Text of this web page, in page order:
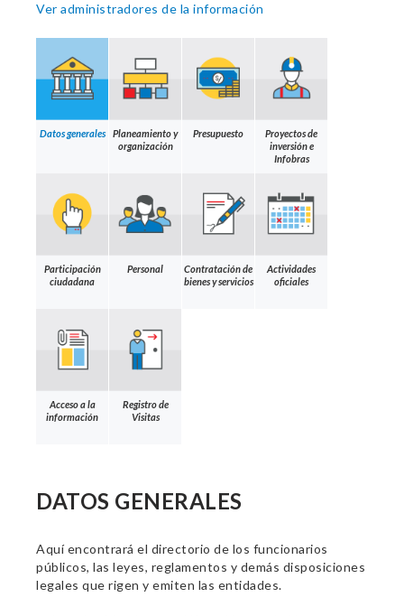
Ver administradores de la información
Datos generales
Planeamiento y
organización
Presupuesto
Proyectos de
inversión e
Infobras
Participación
ciudadana
Personal
Contratación de
bienes y servicios
Actividades
oficiales
Acceso a la
información
Registro de
Visitas
DATOS GENERALES
Aquí encontrará el directorio de los funcionarios
públicos, las leyes, reglamentos y demás disposiciones
legales que rigen y emiten las entidades.